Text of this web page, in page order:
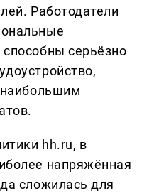
Работодатели
серьёзно
наибольшим
hh.ru, в
напряжённая
сложилась для